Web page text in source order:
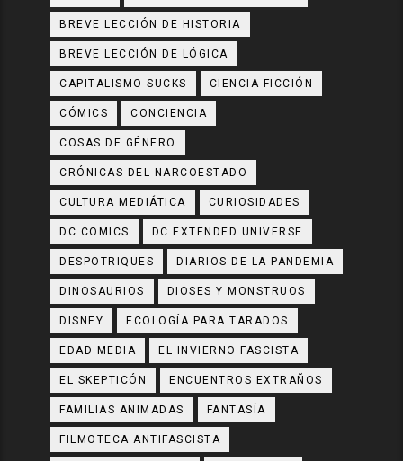
BREVE LECCIÓN DE HISTORIA
BREVE LECCIÓN DE LÓGICA
CAPITALISMO SUCKS CIENCIA FICCIÓN
CÓMICS CONCIENCIA
COSAS DE GÉNERO
CRÓNICAS DEL NARCOESTADO
CULTURA MEDIÁTICA CURIOSIDADES
DC COMICS DC EXTENDED UNIVERSE
DESPOTRIQUES DIARIOS DE LA PANDEMIA
DINOSAURIOS DIOSES Y MONSTRUOS
DISNEY ECOLOGÍA PARA TARADOS
EDAD MEDIA EL INVIERNO FASCISTA
EL SKEPTICÓN ENCUENTROS EXTRAÑOS
FAMILIAS ANIMADAS FANTASÍA
FILMOTECA ANTIFASCISTA